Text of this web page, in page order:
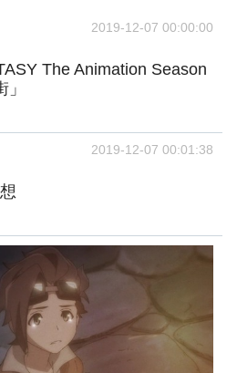
2019-12-07 00:00:00
The Animation Season
2019-12-07 00:01:38
想